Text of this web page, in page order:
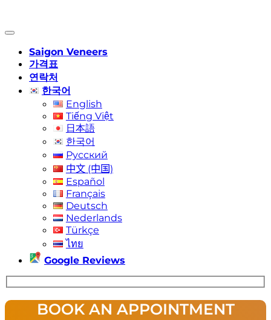
Saigon Veneers
가격표
연락처
한국어
English
Tiếng Việt
日本語
한국어
Русский
中文 (中国)
Español
Français
Deutsch
Nederlands
Türkçe
ไทย
Google Reviews
BOOK AN APPOINTMENT